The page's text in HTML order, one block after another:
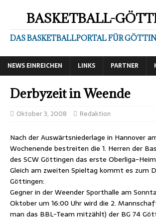
BASKETBALL-
DAS BASKETBALLPORTAL FÜR
NEWS EINREICHEN LINKS PARTNER
Derbyzeit in Weende
Oktober 3, 2008 Redaktion
Nach der Auswärtsniederlage in Hannover
Wochenende bestreiten die 1. Herren der
des SCW Göttingen das erste Oberliga-
Gleich am zweiten Spieltag kommt es zum
Göttingen:
Gegner in der Weender Sporthalle am
Oktober um 16:00 Uhr wird die 2.
man das BBL-Team mitzählt) der BG 74